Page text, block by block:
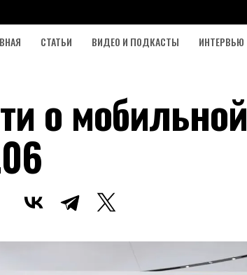
СТАТЬИ ВИДЕО И ПОДКАСТЫ ИНТЕРВЬЮ
о мобильной